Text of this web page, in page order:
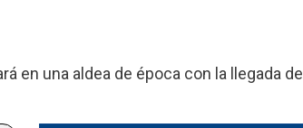
en una aldea de época con la llegada del